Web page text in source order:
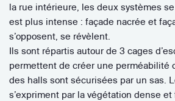
la rue intérieure, les deux systèmes
est plus intense : façade nacrée et
s’opposent, se révèlent.
Ils sont répartis autour de 3 cages
permettent de créer une perméabilité
des halls sont sécurisées par un sas.
s’expriment par la végétation dense